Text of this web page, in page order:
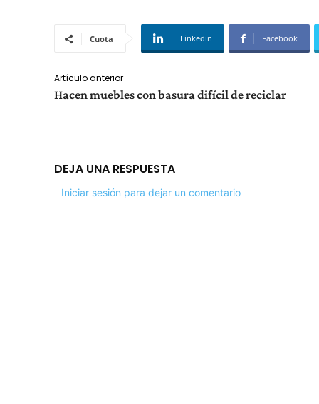
Cuota Linkedin Facebook
Artículo anterior
Hacen muebles con basura difícil de reciclar
DEJA UNA RESPUESTA
Iniciar sesión para dejar un comentario